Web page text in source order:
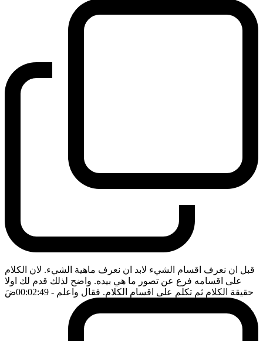
قبل ان نعرف اقسام الشيء لابد ان نعرف ماهية الشيء. لان الكلام
على اقسامه فرع عن تصور ما هي بيده. واضح لذلك قدم لك اولا
حقيقة الكلام ثم تكلم على اقسام الكلام. فقال واعلم - 00:02:49 ضَ